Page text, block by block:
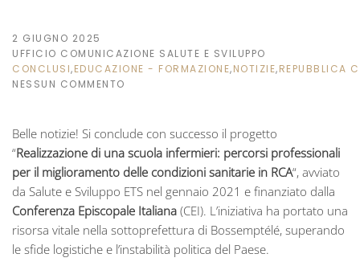
2 GIUGNO 2025
UFFICIO COMUNICAZIONE SALUTE E SVILUPPO
CONCLUSI,EDUCAZIONE - FORMAZIONE,NOTIZIE,REPUBBLICA
NESSUN COMMENTO
SU
REALIZZAZIONE
DI
UNA
SCUOLA
DI
INFERMIERI
NELLA
REGIONE
OUHAM-
Belle notizie! Si conclude con successo il progetto
“Realizzazione di una scuola infermieri: percorsi professionali
per il miglioramento delle condizioni sanitarie in RCA“, avviato
da Salute e Sviluppo ETS nel gennaio 2021 e finanziato dalla
Conferenza Episcopale Italiana (CEI). L’iniziativa ha portato una
risorsa vitale nella sottoprefettura di Bossemptélé, superando
le sfide logistiche e l’instabilità politica del Paese.